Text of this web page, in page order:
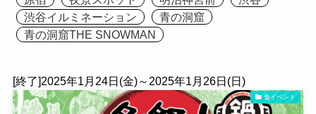
渋谷イルミネーション
青の洞窟
青の洞窟THE SNOWMAN
[終了]2025年1月24日(金)～2025年1月26日(日)
食イベント